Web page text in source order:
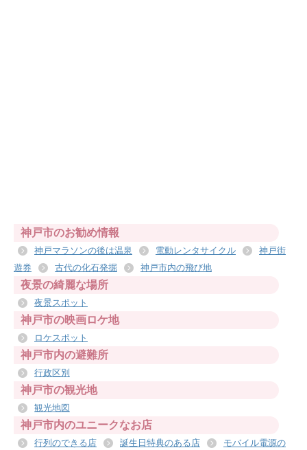
神戸市のお勧め情報
神戸マラソンの後は温泉 電動レンタサイクル
神戸街
遊券
古代の化石発掘 神戸市内の飛び地
夜景の綺麗な場所
夜景スポット
神戸市の映画ロケ地
ロケスポット
神戸市内の避難所
行政区別
神戸市の観光地
観光地図
神戸市内のユニークなお店
行列のできる店 誕生日特典のある店
モバイル電源の